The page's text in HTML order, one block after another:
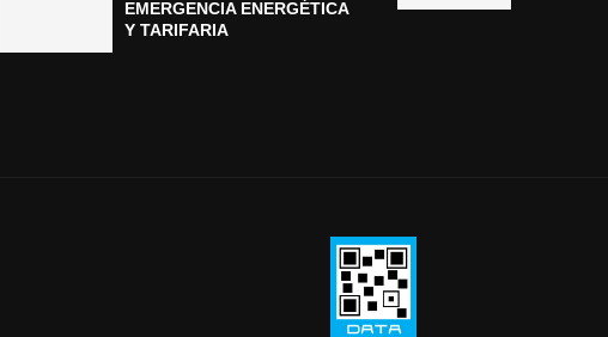
EMERGENCIA ENERGÉTICA
Y TARIFARIA